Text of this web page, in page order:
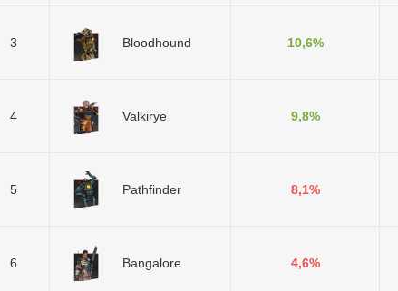
3 Bloodhound 10,6%
4 Valkirye 9,8%
5 Pathfinder 8,1%
6 Bangalore 4,6%